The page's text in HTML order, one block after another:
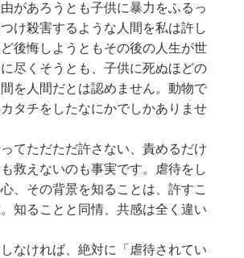
があろうとも子供に暴力をふるっ
け殺害するような人間を私は許し
後悔しようともその後の人生が世
尽くそうとも、子供に死ぬほどの
を人間だとは認めません。動物で
タチをしたなにかでしかありませ
てただただ許さない、責めるだけ
救えないのも事実です。虐待をし
、その背景を知ることは、許すこ
知ることと同情、共感は全く違い
なければ、絶対に「虐待されてい